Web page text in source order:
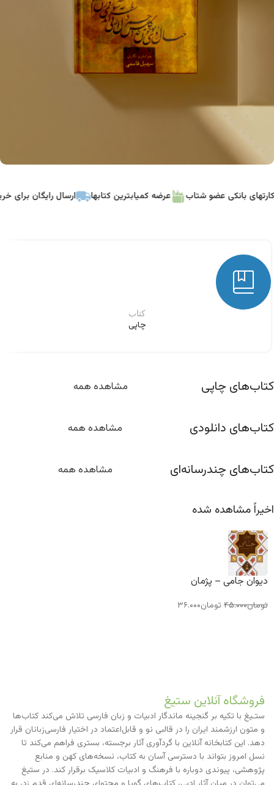
دیوان حافظ ارسال رایگان عرضه کمیابترین کتابها کارتهای بانکی عضو شتاب
کتاب‌
چاپی
کتاب‌های چاپی مشاهده همه
کتاب‌های دانلودی مشاهده همه
کتاب‌های چندرسانه‌ای مشاهده همه
اخیراً مشاهده شده
دیوان جامی – پژمان
تومان۴۵.۰۰۰ تومان۳۶.۰۰۰
فروشگاه آنلاین ستیغ
ستـیغ با تکیه بر گنجینه ماندگار ادبیات و زبان فارسی تلاش می‌کند کتاب‌ها
و متون ارزشمند ایران را در قالبی نو و قابل‌اعتماد در اختیار فارسی‌زبانان قرار
دهد. این کتابخانه آنلاین با گردآوری آثار برجسته، بستری فراهم می‌کند تا
نسل امروز بتواند با دسترسی آسان به کتاب، نسخه‌های کهن و منابع
پژوهشی، پیوندی دوباره با فرهنگ و ادبیات کلاسیک برقرار کند. در ستیغ